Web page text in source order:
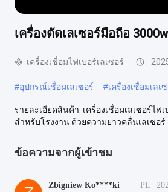
เครื่องตัดเลเซอร์มือถือ 3000w
เครื่องเชื่อมไฟเบอร์เลเซอร์
#อุปกรณ์เชื่อมเลเซอร์ #เครื่องเชื่อมเลเ
รายละเอียดสินค้า: เครื่องเชื่อมเลเซอร์
สำหรับโรงงาน ด้วยความยาวคลื่นเลเซอ
ข้อความจากผู้เข้าชม
Zbigniew Ko****ki PL